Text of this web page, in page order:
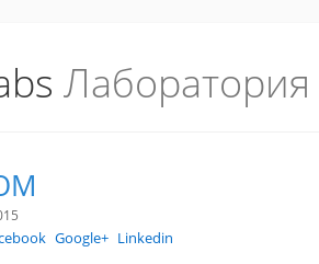
Google+ Linkedin